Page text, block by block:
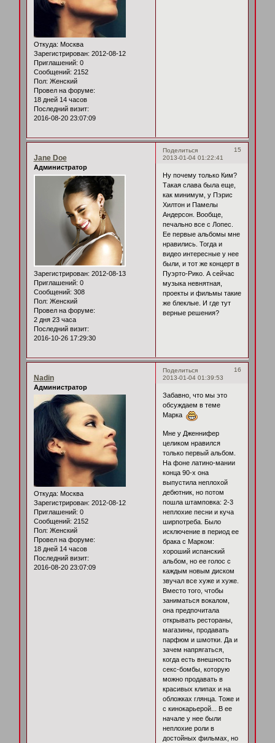
Откуда: Москва
Зарегистрирован: 2012-08-12
Приглашений: 0
Сообщений: 2152
Пол: Женский
Провел на форуме:
18 дней 14 часов
Последний визит:
2016-08-20 23:07:09
Поделиться
15
2013-01-04 01:22:41
Jane Doe
Администратор
Зарегистрирован: 2012-08-13
Приглашений: 0
Сообщений: 308
Пол: Женский
Провел на форуме:
2 дня 23 часа
Последний визит:
2016-10-26 17:29:30
Ну почему только Ким?
Такая слава была еще,
как минимум, у Пэрис
Хилтон и Памелы
Андерсон. Вообще,
печально все с Лопес.
Ее первые альбомы мне
нравились. Тогда и
видео интересные у нее
были, и тот же концерт в
Пуэрто-Рико. А сейчас
музыка невнятная,
проекты и фильмы такие
же блеклые. И где тут
верные решения?
Поделиться
16
2013-01-04 01:39:53
Nadin
Администратор
Откуда: Москва
Зарегистрирован: 2012-08-12
Приглашений: 0
Сообщений: 2152
Пол: Женский
Провел на форуме:
18 дней 14 часов
Последний визит:
2016-08-20 23:07:09
Забавно, что мы это
обсуждаем в теме
Марка
Мне у Дженнифер
целиком нравился
только первый альбом.
На фоне латино-мании
конца 90-х она
выпустила неплохой
дебютник, но потом
пошла штамповка: 2-3
неплохие песни и куча
ширпотреба. Было
исключение в период ее
брака с Марком:
хороший испанский
альбом, но ее голос с
каждым новым диском
звучал все хуже и хуже.
Вместо того, чтобы
заниматься вокалом,
она предпочитала
открывать рестораны,
магазины, продавать
парфюм и шмотки. Да и
зачем напрягаться,
когда есть внешность
секс-бомбы, которую
можно продавать в
красивых клипах и на
обложках глянца. Тоже и
с кинокарьерой... В ее
начале у нее были
неплохие роли в
достойных фильмах, но